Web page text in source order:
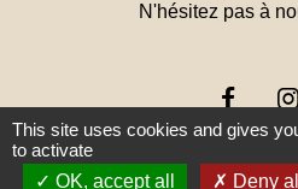
N'hésitez pas à
This site uses cookies and gives
to activate
OK, accept all
Deny